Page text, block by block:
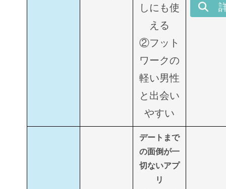
しにも使
える
②フット
ワークの
軽い男性
と出会い
やすい
デートまで
の面倒が一
切ないアプ
リ